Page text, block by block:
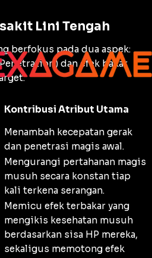
Lini Tengah
berfokus pada dua aspek:
) dan efek bakar
Kontribusi Atribut Utama
Menambah kecepatan gerak
dan penetrasi magis awal.
Mengurangi pertahanan magis
musuh secara konstan tiap
kali terkena serangan.
Memicu efek terbakar yang
mengikis kesehatan musuh
berdasarkan sisa HP mereka,
sekaligus memotong efek